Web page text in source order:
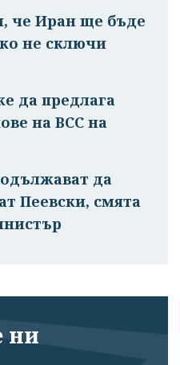
че Иран ще бъде
не сключи
да предлага
на ВСС на
да
Пеевски, смята
ни